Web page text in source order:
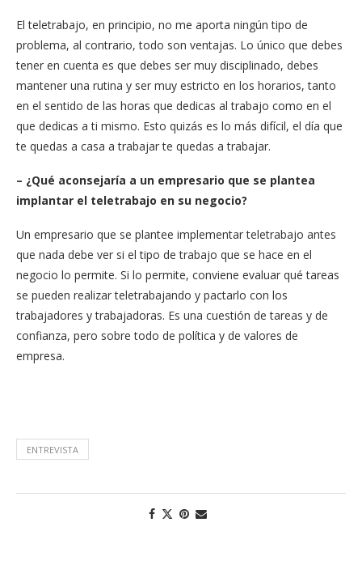
El teletrabajo, en principio, no me aporta ningún tipo de
problema, al contrario, todo son ventajas. Lo único que debes
tener en cuenta es que debes ser muy disciplinado, debes
mantener una rutina y ser muy estricto en los horarios, tanto
en el sentido de las horas que dedicas al trabajo como en el
que dedicas a ti mismo. Esto quizás es lo más difícil, el día que
te quedas a casa a trabajar te quedas a trabajar.
– ¿Qué aconsejaría a un empresario que se plantea
implantar el teletrabajo en su negocio?
Un empresario que se plantee implementar teletrabajo antes
que nada debe ver si el tipo de trabajo que se hace en el
negocio lo permite. Si lo permite, conviene evaluar qué tareas
se pueden realizar teletrabajando y pactarlo con los
trabajadores y trabajadoras. Es una cuestión de tareas y de
confianza, pero sobre todo de política y de valores de
empresa.
ENTREVISTA